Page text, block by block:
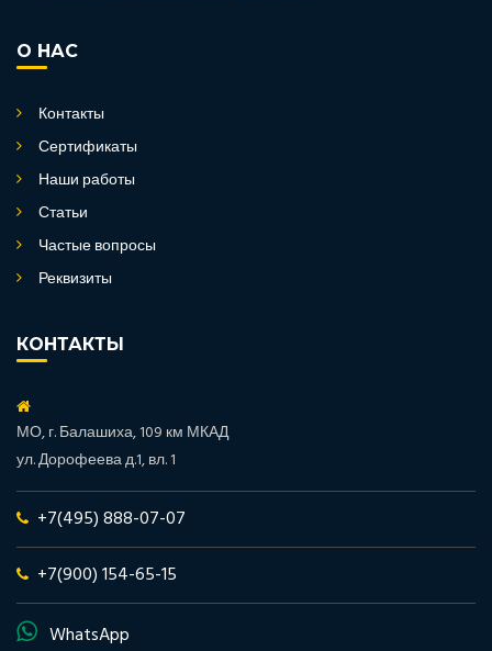
О НАС
Контакты
Сертификаты
Наши работы
Статьи
Частые вопросы
Реквизиты
КОНТАКТЫ
МО, г. Балашиха, 109 км МКАД
ул. Дорофеева д.1, вл. 1
+7(495) 888-07-07
+7(900) 154-65-15
WhatsApp